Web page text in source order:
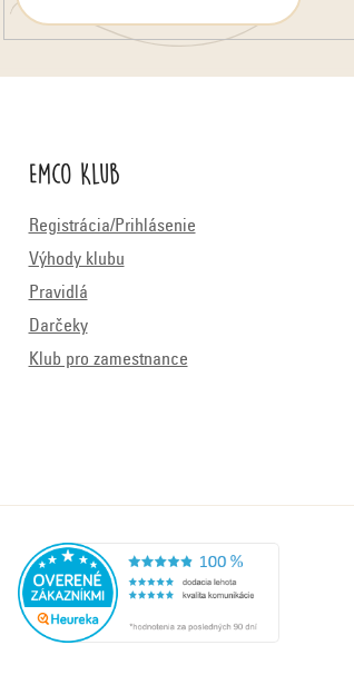
Emco Klub
Registrácia/Prihlásenie
Výhody klubu
Pravidlá
Darčeky
Klub pro zamestnance